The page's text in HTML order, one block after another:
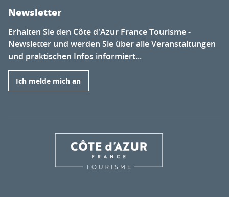
Newsletter
Erhalten Sie den Côte d'Azur France Tourisme -
Newsletter und werden Sie über alle Veranstaltungen
und praktischen Infos informiert...
Ich melde mich an